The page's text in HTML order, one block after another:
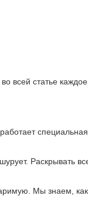
всей статье
Раскрывать
Мы знаем,